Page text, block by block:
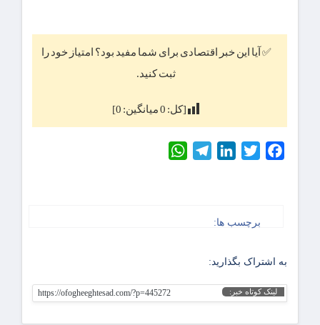
✅ آیا این خبر اقتصادی برای شما مفید بود؟ امتیاز خود را
ثبت کنید.
[کل: 0میانگین: 0
]
Facebook
Twitter
LinkedIn
Telegram
برچسب ها:
به اشتراک بگذارید:
لینک کوتاه خبر: https://ofogheeghtesad.com/?p=445272